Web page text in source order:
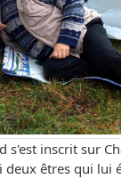
s'est inscrit sur
deux êtres qui lui